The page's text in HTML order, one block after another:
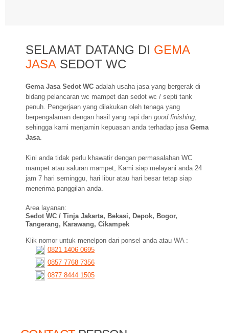
SELAMAT DATANG DI GEMA
JASA SEDOT WC
Gema Jasa Sedot WC adalah usaha jasa yang bergerak di
bidang pelancaran wc mampet dan sedot wc / septi tank
penuh. Pengerjaan yang dilakukan oleh tenaga yang
berpengalaman dengan hasil yang rapi dan good finishing
sehingga kami menjamin kepuasan anda terhadap jasa Gema
Jasa
Kini anda tidak perlu khawatir dengan permasalahan WC
mampet atau saluran mampet, Kami siap melayani anda 24
jam 7 hari seminggu, hari libur atau hari besar tetap siap
menerima panggilan anda.
Area layanan:
Sedot WC / Tinja Jakarta, Bekasi, Depok, Bogor,
Tangerang, Karawang, Cikampek
Klik nomor untuk menelpon dari ponsel anda atau WA :
0821 1406 0695
0857 7768 7356
0877 8444 1505